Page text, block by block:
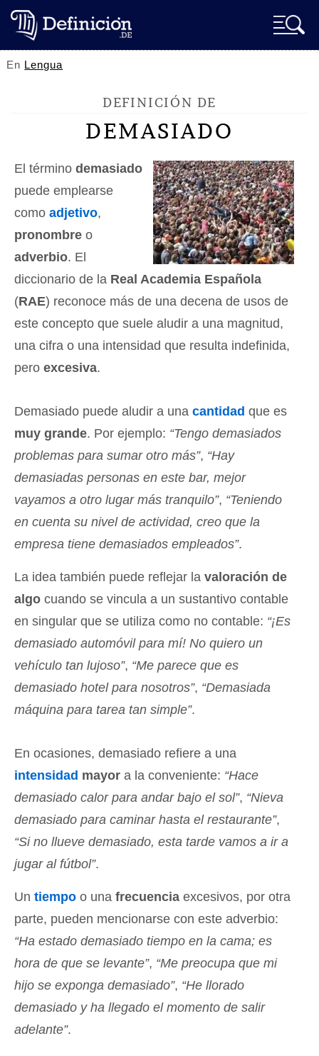
En Lengua
DEFINICIÓN DE
DEMASIADO
El término demasiado
puede emplearse
como adjetivo,
pronombre o
adverbio. El
diccionario de la Real Academia Española
(RAE) reconoce más de una decena de usos de
este concepto que suele aludir a una magnitud,
una cifra o una intensidad que resulta indefinida,
pero excesiva.
Demasiado puede aludir a una cantidad que es
muy grande. Por ejemplo: “Tengo demasiados
problemas para sumar otro más”, “Hay
demasiadas personas en este bar, mejor
vayamos a otro lugar más tranquilo”, “Teniendo
en cuenta su nivel de actividad, creo que la
empresa tiene demasiados empleados”.
La idea también puede reflejar la valoración de
algo cuando se vincula a un sustantivo contable
en singular que se utiliza como no contable: “¡Es
demasiado automóvil para mí! No quiero un
vehículo tan lujoso”, “Me parece que es
demasiado hotel para nosotros”, “Demasiada
máquina para tarea tan simple”.
En ocasiones, demasiado refiere a una
intensidad mayor a la conveniente: “Hace
demasiado calor para andar bajo el sol”, “Nieva
demasiado para caminar hasta el restaurante”,
“Si no llueve demasiado, esta tarde vamos a ir a
jugar al fútbol”.
Un tiempo o una frecuencia excesivos, por otra
parte, pueden mencionarse con este adverbio:
“Ha estado demasiado tiempo en la cama; es
hora de que se levante”, “Me preocupa que mi
hijo se exponga demasiado”, “He llorado
demasiado y ha llegado el momento de salir
adelante”.